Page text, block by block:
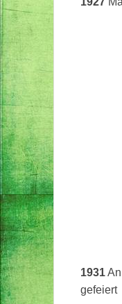
1931
gefeiert